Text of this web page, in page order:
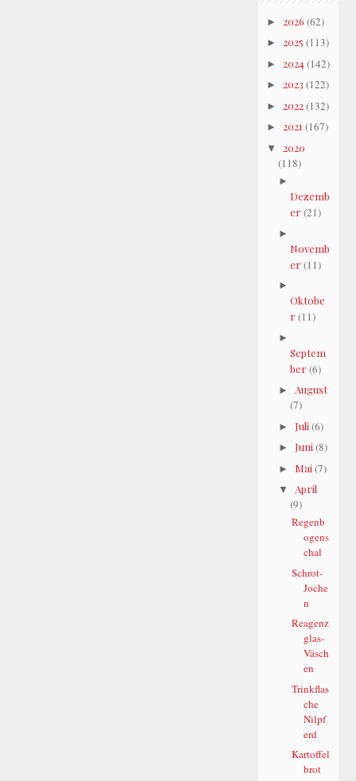
► 2026 (62)
► 2025 (113)
► 2024(142)
► 2023 (122)
► 2022(132)
► 2021 (167)
▼ 2020
(118)
►
Dezemb
er(21)
►
Novemb
er(11)
►
Oktobe
r(11)
►
Septem
ber(6)
►August
(7)
► Juli (6)
► Juni (8)
► Mai (7)
▼ April
(9)
Regenb
ogens
chal
Schrot-
Joche
n
Reagenz
glas-
Väsch
en
Trinkflas
che
Nilpf
erd
Kartoffel
brot